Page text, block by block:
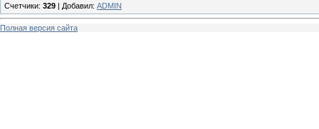
Счетчики: 329 | Добавил: ADMIN
Полная версия сайта